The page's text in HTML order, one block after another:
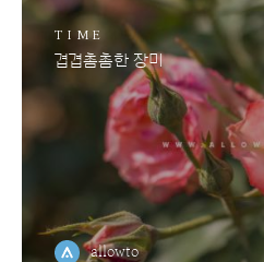
TIME
겹겹촘촘한 장미
allowto